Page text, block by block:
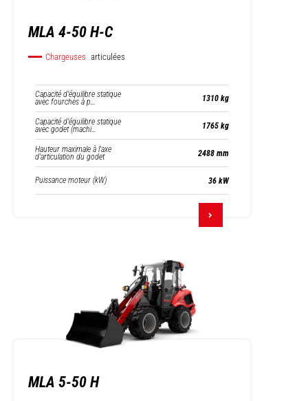
MLA 4-50 H-C
Chargeuses articulées
Capacité d’équilibre statique
avec fourches à p… 1310 kg
Capacité d’équilibre statique
avec godet (machi… 1765 kg
Hauteur maximale à l'axe
d'articulation du godet 2488 mm
Puissance moteur (kW) 36 kW
MLA 5-50 H